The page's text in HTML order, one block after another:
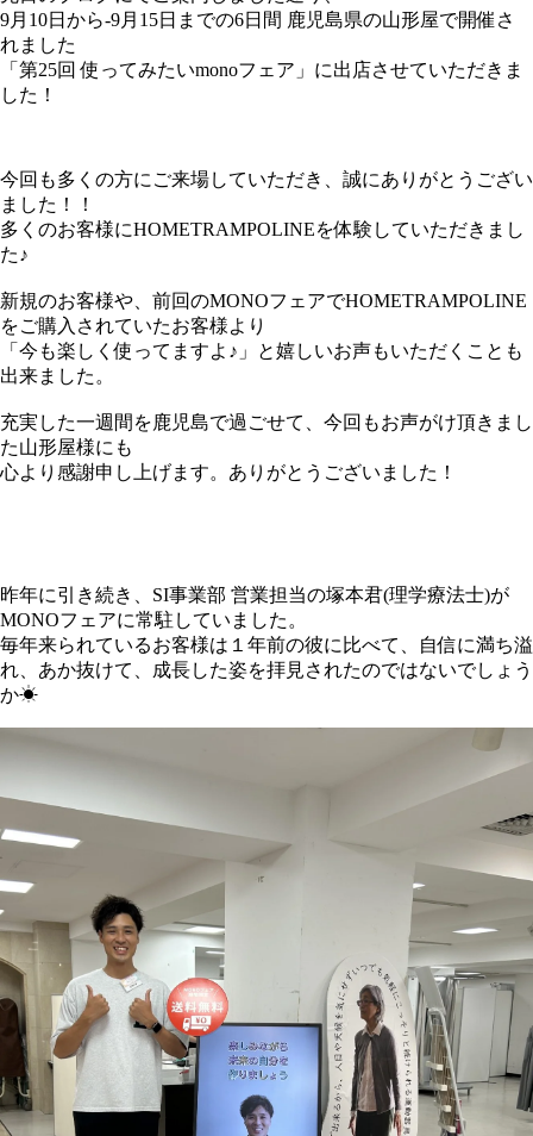
9月10日から-9月15日までの6日間 鹿児島県の山形屋で開催さ
れました
「第25回 使ってみたいmonoフェア」に出店させていただきま
した！
今回も多くの方にご来場していただき、誠にありがとうござい
ました！！
多くのお客様にHOMETRAMPOLINEを体験していただきまし
た♪
新規のお客様や、前回のMONOフェアでHOMETRAMPOLINE
をご購入されていたお客様より
「今も楽しく使ってますよ♪」と嬉しいお声もいただくことも
出来ました。
充実した一週間を鹿児島で過ごせて、今回もお声がけ頂きまし
た山形屋様にも
心より感謝申し上げます。ありがとうございました！
昨年に引き続き、SI事業部 営業担当の塚本君(理学療法士)が
MONOフェアに常駐していました。
毎年来られているお客様は１年前の彼に比べて、自信に満ち溢
れ、あか抜けて、成長した姿を拝見されたのではないでしょう
か☀